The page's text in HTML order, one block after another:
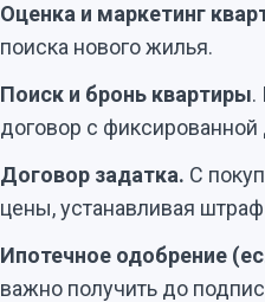
Оценка и маркетинг
поиска нового жилья.
Поиск и бронь квартиры.
договор с фиксированной
Договор задатка. С
цены, устанавливая штраф
Ипотечное одобрение
важно получить до